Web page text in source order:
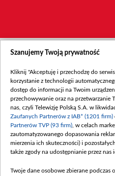
Szanujemy Twoją prywatność
Kliknij "Akceptuję i przechodzę do
korzystanie z technologii
dostęp do informacji na Twoim
przechowywanie oraz na przetwarzanie
nas, czyli Telewizję Polską S.A. w
Zaufanych Partnerów z IAB* (1201 firm)
Partnerów TVP (93 firm) , w celach
zautomatyzowanego dopasowania
mierzenia ich skuteczności) i
także zgody na udostępnianie przez
Twoje dane osobowe zbierane podczas